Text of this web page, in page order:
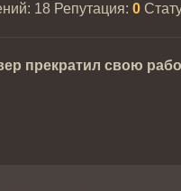
18 Репутация: 0
прекратил свою